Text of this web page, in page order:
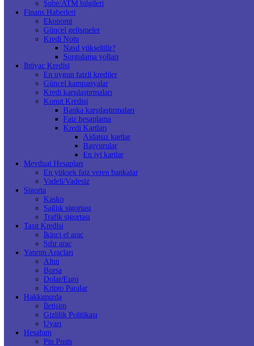
Şube/ATM bilgileri
Finans Haberleri
Ekonomi
Güncel gelişmeler
Kredi Notu
Nasıl yükseltilir?
Sorgulama yolları
İhtiyaç Kredisi
En uygun faizli krediler
Güncel kampanyalar
Kredi karşılaştırmaları
Konut Kredisi
Banka karşılaştırmaları
Faiz hesaplama
Kredi Kartları
Aidatsız kartlar
Başvurular
En iyi kartlar
Mevduat Hesapları
En yüksek faiz veren bankalar
Vadeli/Vadesiz
Sigorta
Kasko
Sağlık sigortası
Trafik sigortası
Taşıt Kredisi
İkinci el araç
Sıfır araç
Yatırım Araçları
Altın
Borsa
Dolar/Euro
Kripto Paralar
Hakkımızda
İletişim
Gizlilik Politikası
Uyarı
Hesabım
Pin Posts